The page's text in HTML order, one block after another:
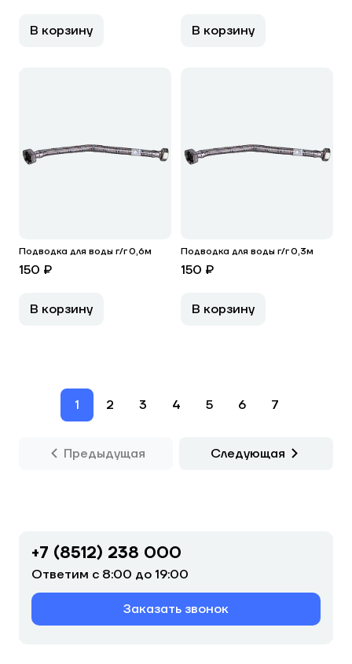
В корзину В корзину
Подводка для воды г/г 0,6м
150 ₽
В корзину
Подводка для воды г/г 0,3м
150 ₽
В корзину
1 2 3 4 5 6 7
Предыдущая Следующая
+7 (8512) 238 000
Ответим с 8:00 до 19:00
Заказать звонок